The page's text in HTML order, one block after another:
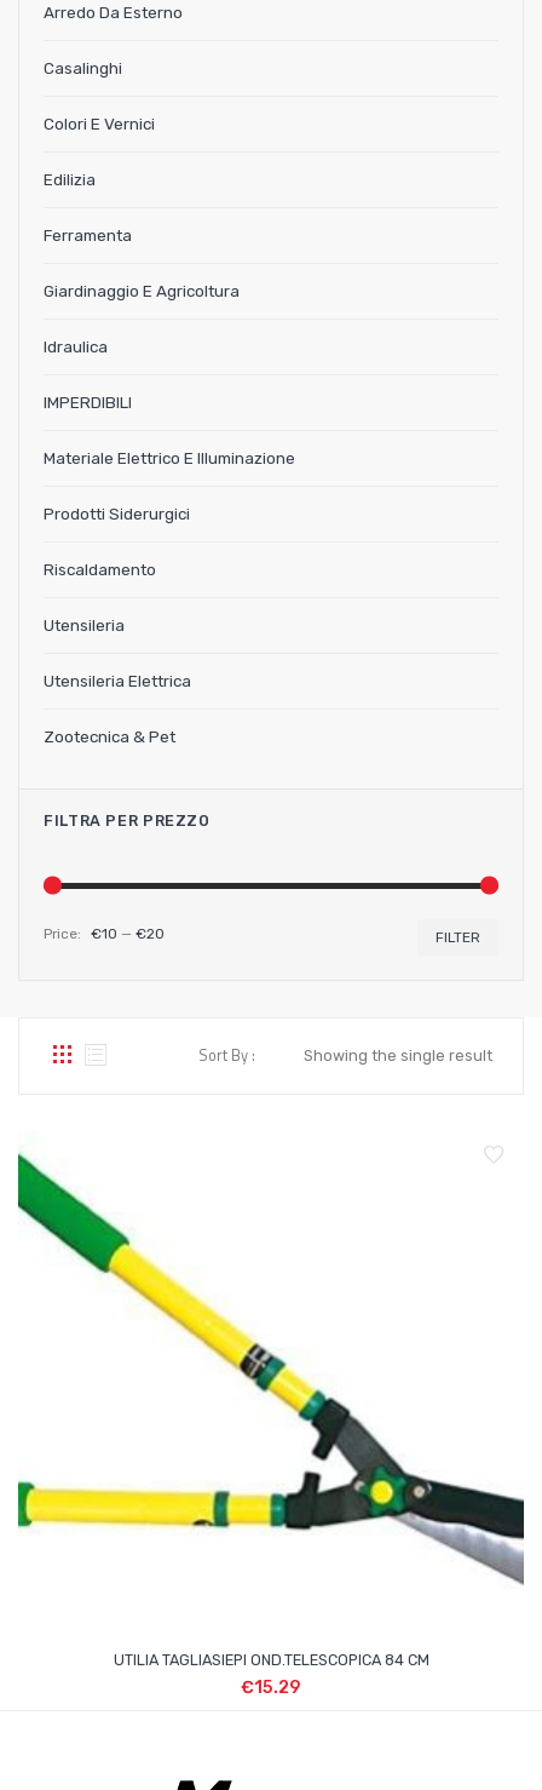
Arredo Da Esterno
Casalinghi
Colori E Vernici
Edilizia
Ferramenta
Giardinaggio E Agricoltura
Idraulica
IMPERDIBILI
Materiale Elettrico E Illuminazione
Prodotti Siderurgici
Riscaldamento
Utensileria
Utensileria Elettrica
Zootecnica & Pet
FILTRA PER PREZZO
FILTER
Price: €10 — €20
Showing the single result
Sort By :
UTILIA TAGLIASIEPI OND.TELESCOPICA 84 CM
€15.29